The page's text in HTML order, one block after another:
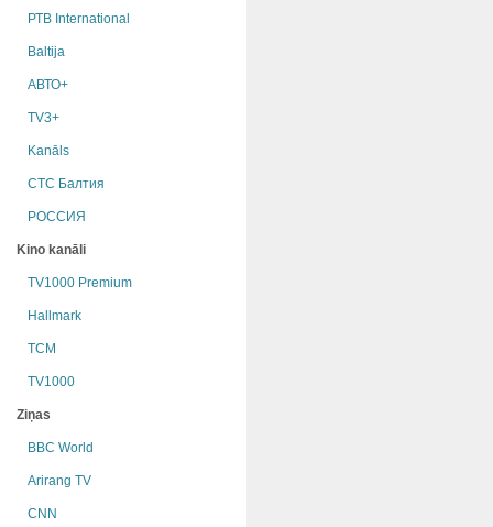
РТB International
Baltija
АВТО+
TV3+
Kanāls
СТС Балтия
РОССИЯ
Kino kanāli
TV1000 Premium
Hallmark
TCM
TV1000
Ziņas
BBC World
Arirang TV
CNN